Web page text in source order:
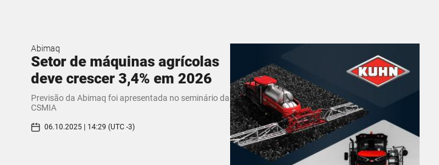
Abimaq
Setor de máquinas agrícolas
deve crescer 3,4% em 2026
Previsão da Abimaq foi apresentada no seminário da
CSMIA
06.10.2025 | 14:29 (UTC -3)